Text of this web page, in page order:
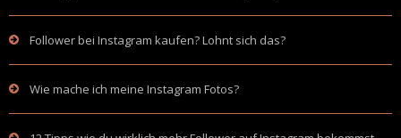
Follower bei Instagram kaufen? Lohnt sich das?
Wie mache ich meine Instagram Fotos?